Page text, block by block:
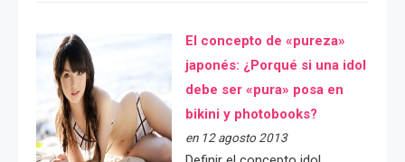
El concepto de «pureza»
japonés: ¿Porqué si una idol
debe ser «pura» posa en
bikini y photobooks?
en 12 agosto 2013